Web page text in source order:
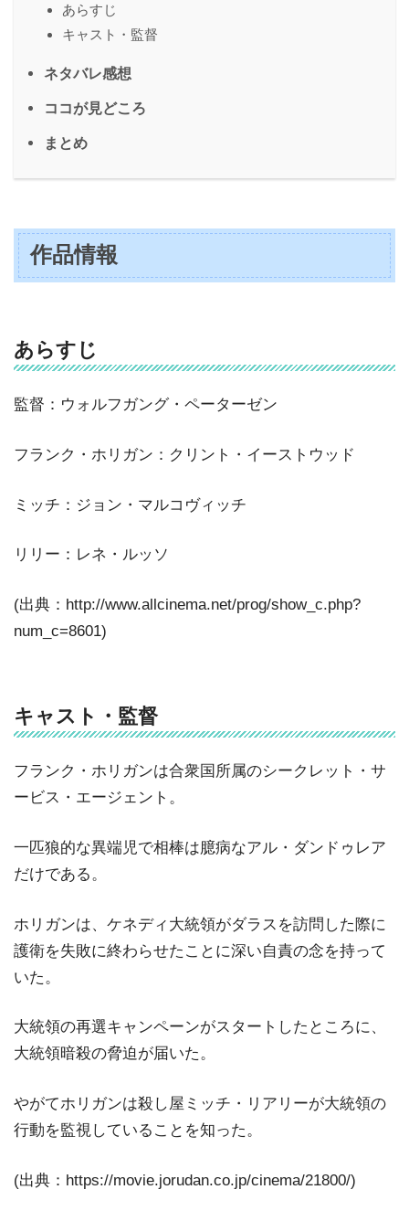
あらすじ
キャスト・監督
ネタバレ感想
ココが見どころ
まとめ
作品情報
あらすじ
監督：ウォルフガング・ペーターゼン
フランク・ホリガン：クリント・イーストウッド
ミッチ：ジョン・マルコヴィッチ
リリー：レネ・ルッソ
(出典：http://www.allcinema.net/prog/show_c.php?
num_c=8601)
キャスト・監督
フランク・ホリガンは合衆国所属のシークレット・サ
ービス・エージェント。
一匹狼的な異端児で相棒は臆病なアル・ダンドゥレア
だけである。
ホリガンは、ケネディ大統領がダラスを訪問した際に
護衛を失敗に終わらせたことに深い自責の念を持って
いた。
大統領の再選キャンペーンがスタートしたところに、
大統領暗殺の脅迫が届いた。
やがてホリガンは殺し屋ミッチ・リアリーが大統領の
行動を監視していることを知った。
(出典：https://movie.jorudan.co.jp/cinema/21800/)